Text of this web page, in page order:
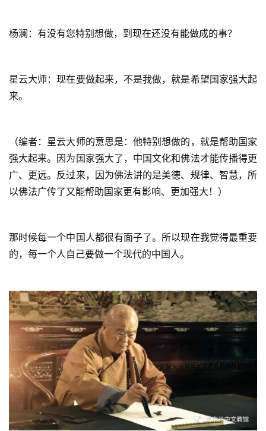
杨澜：有没有您特别想做，到现在还没有能做成的事？
星云大师：现在要做起来，不是我做，就是希望国家强大起
来。
（编者：星云大师的意思是：他特别想做的，就是帮助国家
强大起来。因为国家强大了，中国文化和佛法才能传播得更
广、更远。反过来，因为佛法讲的是美德、规律、智慧，所
以佛法广传了又能帮助国家更有影响、更加强大！）
那时候每一个中国人都很有面子了。所以现在我觉得最重要
的，每一个人自己要做一个现代的中国人。